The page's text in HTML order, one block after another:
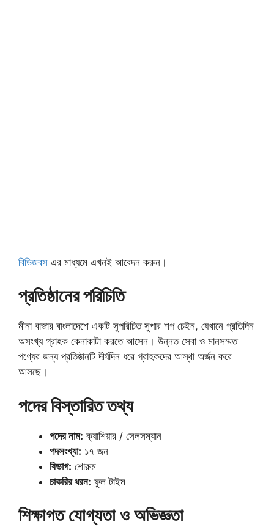
বিডিজবস এর মাধ্যমে এখনই আবেদন করুন।
প্রতিষ্ঠানের পরিচিতি
মীনা বাজার বাংলাদেশে একটি সুপরিচিত সুপার শপ চেইন, যেখানে প্রতিদিন
অসংখ্য গ্রাহক কেনাকাটা করতে আসেন। উন্নত সেবা ও মানসম্মত
পণ্যের জন্য প্রতিষ্ঠানটি দীর্ঘদিন ধরে গ্রাহকদের আস্থা অর্জন করে
আসছে।
পদের বিস্তারিত তথ্য
পদের নাম: ক্যাশিয়ার / সেলসম্যান
পদসংখ্যা: ১৭ জন
বিভাগ: শোরুম
চাকরির ধরন: ফুল টাইম
শিক্ষাগত যোগ্যতা ও অভিজ্ঞতা